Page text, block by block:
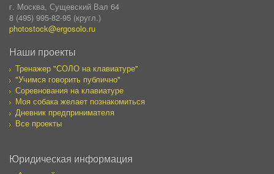
г. Москва, Сущевский Вал 64
8 (495) 995-82-95 (кругл.)
photostock@ergosolo.ru
Наши проекты
Тренажер "СОЛО на клавиатуре"
"Учимся говорить публично"
Соревнования на клавиатуре
Моя собака желает познакомиться
Дневник предпринимателя
Все проекты
Юридическая информация